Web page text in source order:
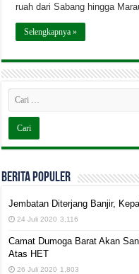
ruah dari Sabang hingga
Selengkapnya »
BERITA POPULER
Jembatan Diterjang Banjir,
24 Juli 2020 3,116
Camat Dumoga Barat Akan
Atas HET
26 Juli 2020 1,803